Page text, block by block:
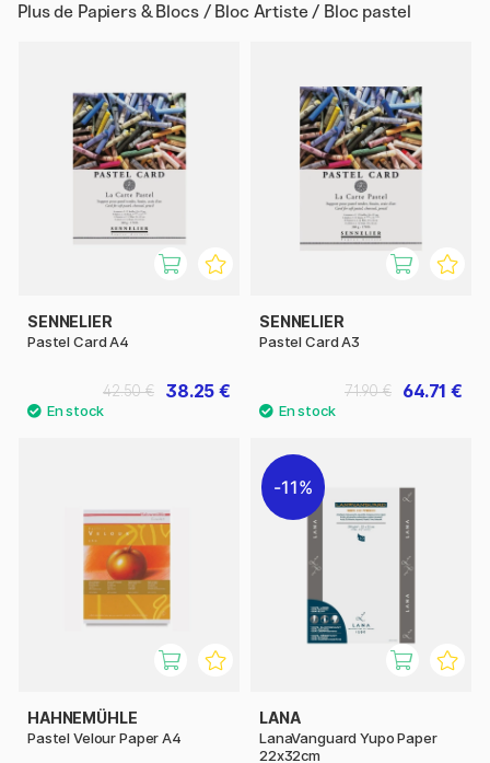
Plus de Papiers & Blocs / Bloc Artiste / Bloc pastel
SENNELIER
Pastel Card A4
38.25 €
42.50 €
SENNELIER
Pastel Card A3
64.71 €
71.90 €
HAHNEMÜHLE
Pastel Velour Paper A4
11%
LANA
LanaVanguard Yupo Paper
22x32cm